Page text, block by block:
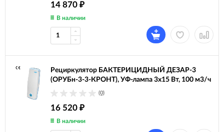
14 870 ₽
В наличии
Рециркулятор БАКТЕРИЦИДНЫЙ ДЕЗАР-3
(ОРУБн-3-3-КРОНТ), УФ-лампа 3х15 Вт, 100 м3/ч
(0)
16 520 ₽
В наличии